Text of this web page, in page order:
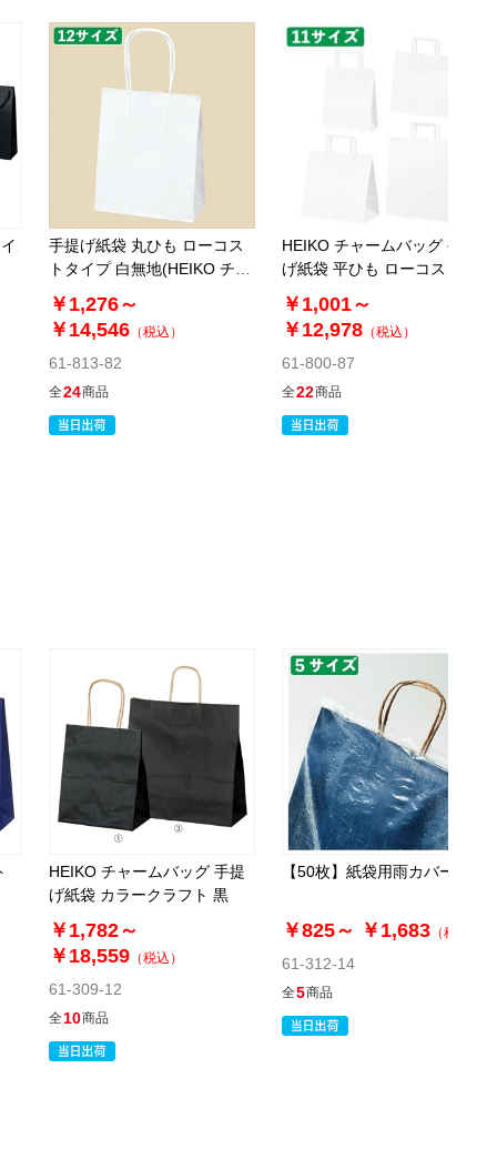
手提げ紙袋 丸ひも ローコス
トタイプ 白無地(HEIKO チャ
ームバッグ)
￥1,276～
￥14,546 （税込）
61-813-82
全24商品
HEIKO チャームバッグ 手提
げ紙袋 平ひも ローコストタ
イプ 白無地
￥1,001～
￥12,978 （税込）
61-800-87
全22商品
HEIKO チャームバッグ 手提
げ紙袋 カラークラフト 黒
￥1,782～
￥18,559 （税込）
61-309-12
全10商品
【50枚】紙袋用雨カバー
￥825～ ￥1,683 （税込）
61-312-14
全5商品